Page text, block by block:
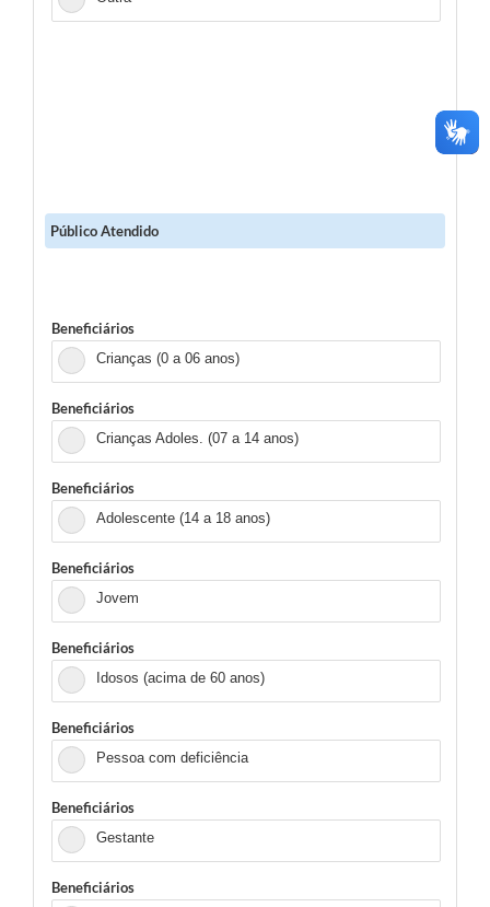
Público Atendido
Beneficiários
Crianças (0 a 06 anos)
Beneficiários
Crianças Adoles. (07 a 14 anos)
Beneficiários
Adolescente (14 a 18 anos)
Beneficiários
Jovem
Beneficiários
Idosos (acima de 60 anos)
Beneficiários
Pessoa com deficiência
Beneficiários
Gestante
Beneficiários